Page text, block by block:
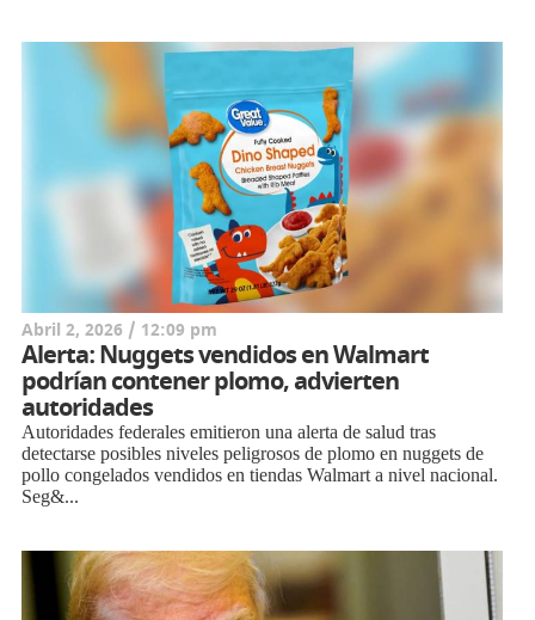
Abril 2, 2026 / 12:09 pm
Alerta: Nuggets vendidos en Walmart
podrían contener plomo, advierten
autoridades
Autoridades federales emitieron una alerta de salud tras
detectarse posibles niveles peligrosos de plomo en nuggets de
pollo congelados vendidos en tiendas Walmart a nivel nacional.
Seg&...